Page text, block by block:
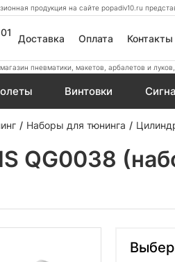
продукция на сайте popadiv10.ru
Доставка Оплата Контакты
пневматики, макетов, арбалетов и
Винтовки
Наборы для тюнинга
QG0038